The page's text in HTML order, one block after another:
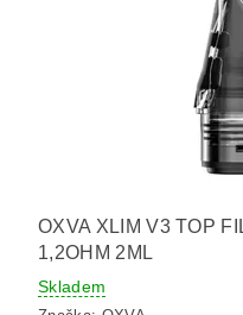
OXVA XLIM V3 TOP
1,2OHM 2ML
Skladem